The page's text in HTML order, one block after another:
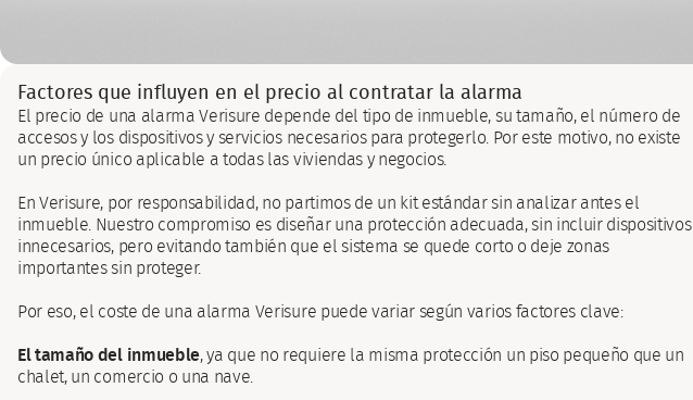
Factores que influyen en el precio al contratar la alarma
El precio de una alarma Verisure depende del tipo de inmueble, su tamaño, el número de
accesos y los dispositivos y servicios necesarios para protegerlo. Por este motivo, no existe
un precio único aplicable a todas las viviendas y negocios.
En Verisure, por responsabilidad, no partimos de un kit estándar sin analizar antes el
inmueble. Nuestro compromiso es diseñar una protección adecuada, sin incluir dispositivos
innecesarios, pero evitando también que el sistema se quede corto o deje zonas
importantes sin proteger.
Por eso, el coste de una alarma Verisure puede variar según varios factores clave:
El tamaño del inmueble, ya que no requiere la misma protección un piso pequeño que un
chalet, un comercio o una nave.